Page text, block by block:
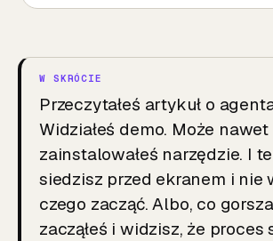
Przeczytałeś artykuł o
Widziałeś demo. Może nawet
zainstalowałeś narzędzie. I
siedzisz przed ekranem i nie
czego zacząć. Albo, co
zacząłeś i widzisz, że proces